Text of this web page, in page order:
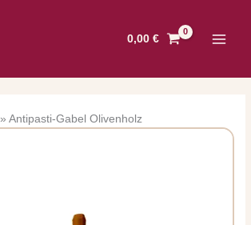
0,00€
»Antipasti-Gabel Olivenholz